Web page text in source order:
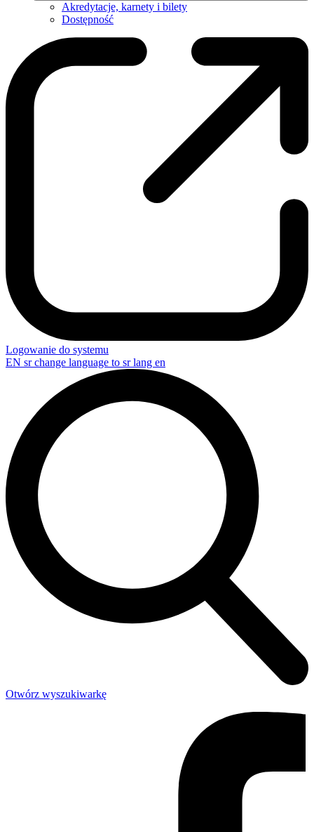
Akredytacje, karnety i bilety
Dostępność
Logowanie do systemu
EN sr change language to sr lang en
Otwórz wyszukiwarkę